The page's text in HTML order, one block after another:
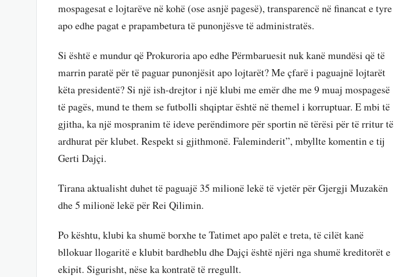
mospagesat e lojtarëve në kohë (ose asnjë pagesë), transparencë në financat e tyre
apo edhe pagat e prapambetura të punonjësve të administratës.
Si është e mundur që Prokuroria apo edhe Përmbaruesit nuk kanë mundësi që të
marrin paratë për të paguar punonjësit apo lojtarët? Me çfarë i paguajnë lojtarët
këta presidentë? Si një ish-drejtor i një klubi me emër dhe me 9 muaj mospagesë
të pagës, mund te them se futbolli shqiptar është në themel i korruptuar. E mbi të
gjitha, ka një mospranim të ideve perëndimore për sportin në tërësi për të rritur të
ardhurat për klubet. Respekt si gjithmonë. Faleminderit”, mbyllte komentin e tij
Gerti Dajçi.
Tirana aktualisht duhet të paguajë 35 milionë lekë të vjetër për Gjergji Muzakën
dhe 5 milionë lekë për Rei Qilimin.
Po kështu, klubi ka shumë borxhe te Tatimet apo palët e treta, të cilët kanë
bllokuar llogaritë e klubit bardheblu dhe Dajçi është njëri nga shumë kreditorët e
ekipit. Sigurisht, nëse ka kontratë të rregullt.